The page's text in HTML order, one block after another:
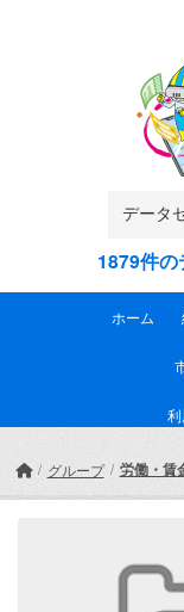
1879件
ホーム
グループ 労働・賃